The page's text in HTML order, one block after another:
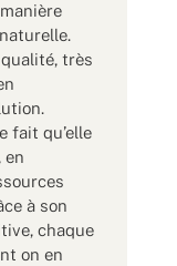
qualité, très
fait qu’elle
en
à son
chaque
on en